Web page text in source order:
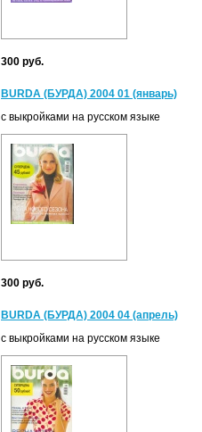
300 руб.
BURDA (БУРДА) 2004 01 (январь)
с выкройками на русском языке
300 руб.
BURDA (БУРДА) 2004 04 (апрель)
с выкройками на русском языке